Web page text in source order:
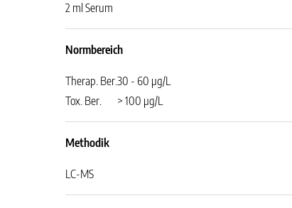
2 ml Serum
Normbereich
Therap. Ber.30 - 60 µg/L
Tox. Ber.
> 100 µg/L
Methodik
LC-MS